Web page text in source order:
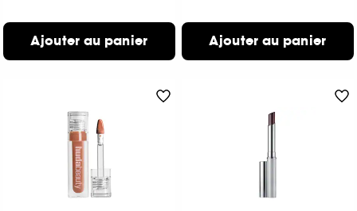
Ajouter au panier Ajouter au panier